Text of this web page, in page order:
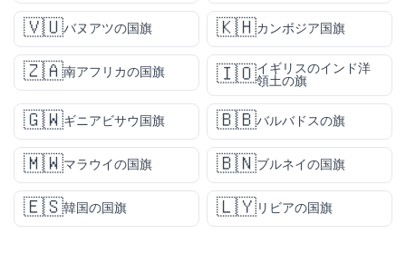
🇻🇺バヌアツの国旗 🇰🇭カンボジア国旗
🇿🇦南アフリカの国旗 🇮🇴イギリスのインド洋
領土の旗
🇬🇼ギニアビサウ国旗 🇧🇧バルバドスの旗
🇲🇼マラウイの国旗 🇧🇳ブルネイの国旗
🇪🇸韓国の国旗 🇱🇾リビアの国旗